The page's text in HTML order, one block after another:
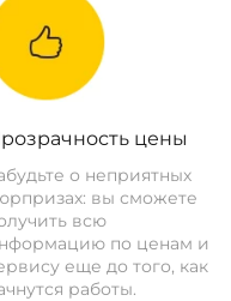
цены
о неприятных
вы сможете
всю
по ценам и
еще до того, как
работы.